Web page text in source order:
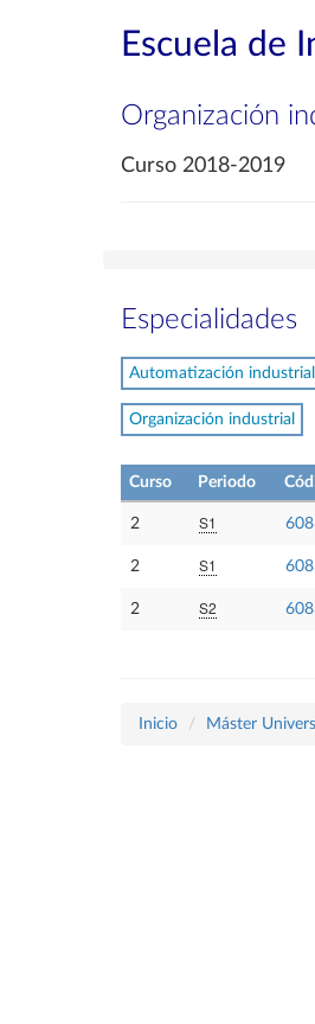
Escuela de
Organización
Curso 2018-2019
Especialidades
Automatización
Organización industrial
Curso Periodo
2 S1
2 S1
2 S2
Inicio Máster